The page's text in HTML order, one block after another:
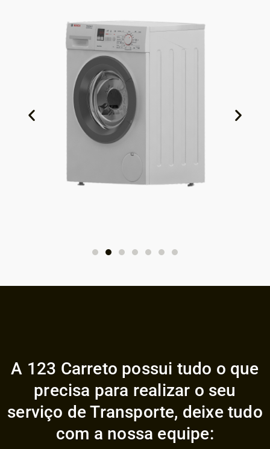
A 123 Carreto possui tudo o que
precisa para realizar o seu
serviço de Transporte, deixe tudo
com a nossa equipe: